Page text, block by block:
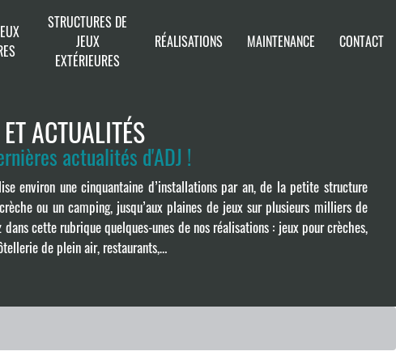
STRUCTURES DE
JEUX
EXTÉRIEURES
RÉALISATIONS MAINTENANCE CONTACT
ACTUALITÉS
actualités d'ADJ !
environ une cinquantaine d’installations par an, de la petite structure
ou un camping, jusqu’aux plaines de jeux sur plusieurs milliers de
dans cette rubrique quelques-unes de nos réalisations : jeux pour crèches,
de plein air, restaurants,…